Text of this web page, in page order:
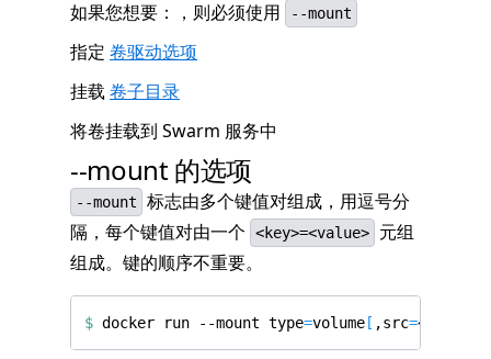
如果您想要：，则必须使用
--mount
指定 卷驱动选项
挂载卷子目录
将卷挂载到 Swarm 服务中
--mount 的选项
--mount
标志由多个键值对组成，用逗号分
隔，每个键值对由一个
<key>=<value>
元组
组成。键的顺序不重要。
$ docker run --mount type=volume [ ,src=<volume-